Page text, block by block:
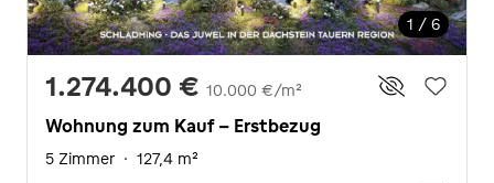
1 / 6
1.274.400 € 10.000 €/m²
Wohnung zum Kauf - Erstbezug
5 Zimmer · 127,4 m²